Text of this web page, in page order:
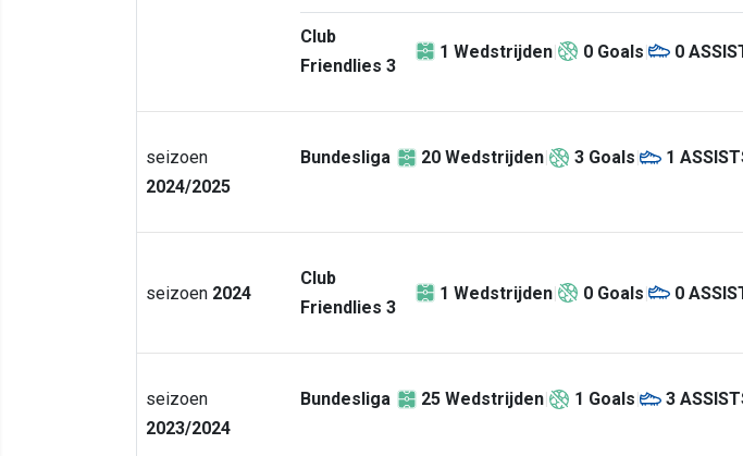
Club
Friendlies 3
1 Wedstrijden 0 Goals 0
seizoen
2024/2025
Bundesliga 20 Wedstrijden 3 Goals 1
seizoen 2024
Club
Friendlies 3
1 Wedstrijden 0 Goals 0
seizoen
2023/2024
Bundesliga 25 Wedstrijden 1 Goals 3